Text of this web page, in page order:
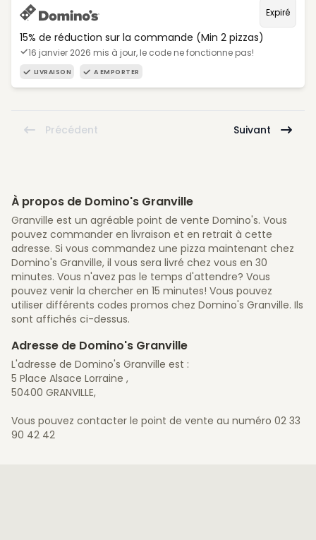
Expiré
15% de réduction sur la commande (Min 2 pizzas)
16 janvier 2026 mis à jour, le code ne fonctionne pas!
LIVRAISON A EMPORTER
Précédent Suivant
À propos de Domino's Granville
Granville est un agréable point de vente Domino's. Vous
pouvez commander en livraison et en retrait à cette
adresse. Si vous commandez une pizza maintenant chez
Domino's Granville, il vous sera livré chez vous en 30
minutes. Vous n'avez pas le temps d'attendre? Vous
pouvez venir la chercher en 15 minutes! Vous pouvez
utiliser différents codes promos chez Domino's Granville. Ils
sont affichés ci-dessus.
Adresse de Domino's Granville
L'adresse de Domino's Granville est :
5 Place Alsace Lorraine ,
50400 GRANVILLE,
Vous pouvez contacter le point de vente au numéro 02 33
90 42 42